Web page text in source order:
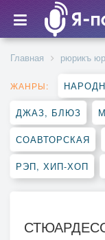
Главная рюрикъ
ЖАНРЫ:
ДЖАЗ, БЛЮЗ
СОАВТОРСКАЯ
РЭП, ХИП-ХОП